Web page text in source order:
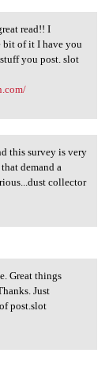
read!! I
of it I have you
you post. slot
this survey is very
demand a
collector
Great things
Just
post.slot